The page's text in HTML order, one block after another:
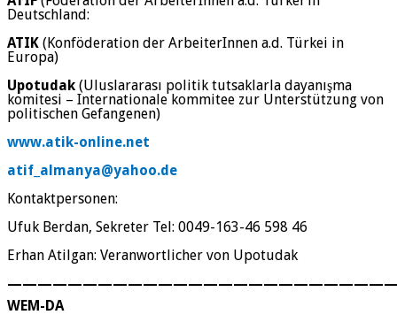
Deutschland:
ATIK (Konföderation der ArbeiterInnen a.d. Türkei in
Europa)
Upotudak (Uluslararası politik tutsaklarla dayanışma
komitesi – Internationale kommitee zur Unterstützung von
politischen Gefangenen)
www.atik-online.net
atif_almanya@yahoo.de
Kontaktpersonen:
Ufuk Berdan, Sekreter Tel: 0049-163-46 598 46
Erhan Atilgan: Veranwortlicher von Upotudak
WEM-DA